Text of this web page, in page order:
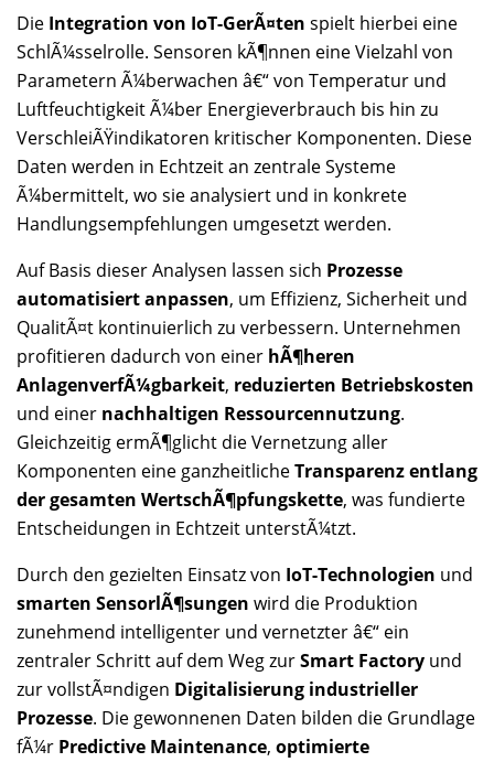
Die Integration von IoT-GerÃ¤ten spielt hierbei eine
SchlÃ¼sselrolle. Sensoren kÃ¶nnen eine Vielzahl von
Parametern Ã¼berwachen â€“ von Temperatur und
Luftfeuchtigkeit Ã¼ber Energieverbrauch bis hin zu
VerschleiÃŸindikatoren kritischer Komponenten. Diese
Daten werden in Echtzeit an zentrale Systeme
Ã¼bermittelt, wo sie analysiert und in konkrete
Handlungsempfehlungen umgesetzt werden.
Auf Basis dieser Analysen lassen sich Prozesse
automatisiert anpassen, um Effizienz, Sicherheit und
QualitÃ¤t kontinuierlich zu verbessern. Unternehmen
profitieren dadurch von einer hÃ¶heren
AnlagenverfÃ¼gbarkeit, reduzierten Betriebskosten
und einer nachhaltigen Ressourcennutzung.
Gleichzeitig ermÃ¶glicht die Vernetzung aller
Komponenten eine ganzheitlicheTransparenz entlang
der gesamten WertschÃ¶pfungskette, was fundierte
Entscheidungen in Echtzeit unterstÃ¼tzt.
Durch den gezielten Einsatz von IoT-Technologien und
smarten SensorlÃ¶sungen wird die Produktion
zunehmend intelligenter und vernetzter â€“ ein
zentraler Schritt auf dem Weg zurSmart Factory und
zur vollstÃ¤ndigen Digitalisierung industrieller
Prozesse. Die gewonnenen Daten bilden die Grundlage
fÃ¼r Predictive Maintenance, optimierte